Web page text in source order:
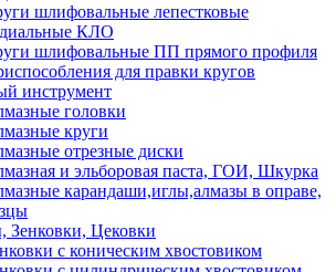
шлифовальные лепестковые
КЛО
шлифовальные ПП прямого профиля
для правки кругов
инструмент
головки
круги
отрезные диски
и эльборовая паста, ГОИ, Шкурка
карандаши,иглы,алмазы в оправе,
Зенковки, Цековки
с коническим хвостовиком